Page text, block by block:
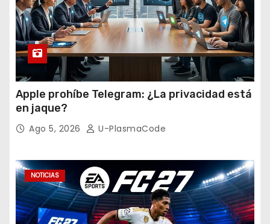
Apple prohíbe Telegram: ¿La privacidad está
en jaque?
Ago 5, 2026 U-PlasmaCode
NOTICIAS